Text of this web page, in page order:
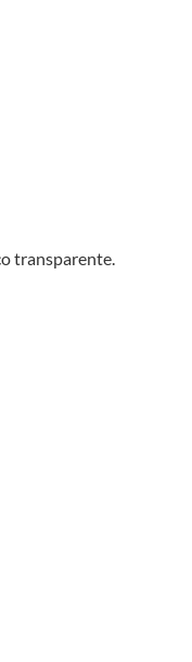
transparente.